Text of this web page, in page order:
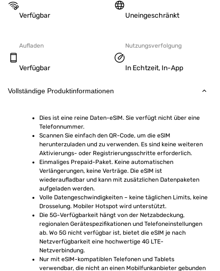
Verfügbar Uneingeschränkt
Aufladen
Verfügbar
Nutzungsverfolgung
In Echtzeit, In-App
Vollständige Produktinformationen
Dies ist eine reine Daten-eSIM. Sie verfügt nicht über eine
Telefonnummer.
Scannen Sie einfach den QR-Code, um die eSIM
herunterzuladen und zu verwenden. Es sind keine weiteren
Aktivierungs- oder Registrierungsschritte erforderlich.
Einmaliges Prepaid-Paket. Keine automatischen
Verlängerungen, keine Verträge. Die eSIM ist
wiederaufladbar und kann mit zusätzlichen Datenpaketen
aufgeladen werden.
Volle Datengeschwindigkeiten – keine täglichen Limits, keine
Drosselung. Mobiler Hotspot wird unterstützt.
Die 5G-Verfügbarkeit hängt von der Netzabdeckung,
regionalen Gerätespezifikationen und Telefoneinstellungen
ab. Wo 5G nicht verfügbar ist, bietet die eSIM je nach
Netzverfügbarkeit eine hochwertige 4G LTE-
Netzverbindung.
Nur mit eSIM-kompatiblen Telefonen und Tablets
verwendbar, die nicht an einen Mobilfunkanbieter gebunden